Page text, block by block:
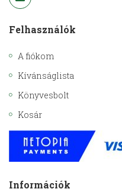
Felhasználók
A fiókom
Kívánságlista
Könyvesbolt
Kosár
Információk